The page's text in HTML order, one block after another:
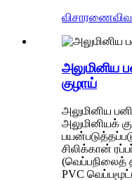
விசாரணை
அலுமினிய
குழாய்
அலுமினிய
அலுமினியக்
சிலிக்கான்
(வெப்பநிலைத்
PVC